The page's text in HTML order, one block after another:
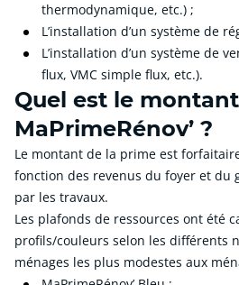
thermodynamique, etc.) ;
L’installation d’un système de
L’installation d’un système de
flux, VMC simple flux, etc.).
Quel est le
MaPrimeRénov’ ?
Le montant de la prime est
fonction des revenus du foyer et du
par les travaux.
Les plafonds de ressources ont été
profils/couleurs selon les différents
ménages les plus modestes aux